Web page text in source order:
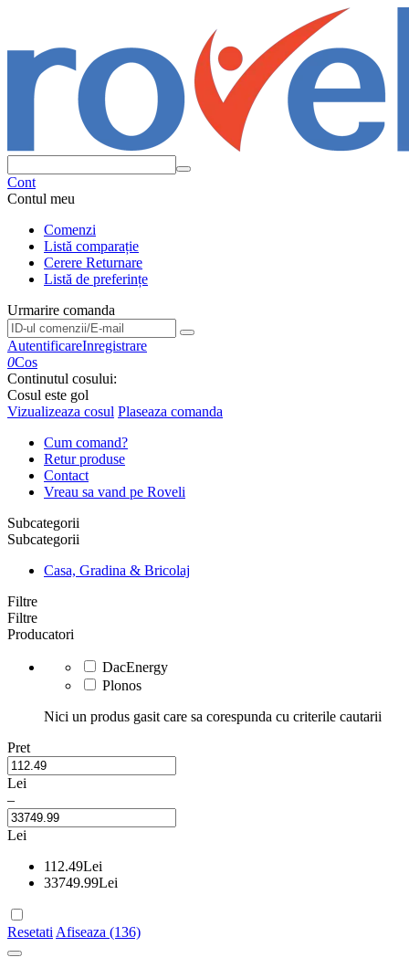
Cont
Contul meu
Comenzi
Listă comparație
Cerere Returnare
Listă de preferințe
Urmarire comanda
Urmarire comanda
AutentificareInregistrare
0Cos
Continutul cosului:
Cosul este gol
Vizualizeaza cosul Plaseaza comanda
Cum comand?
Retur produse
Contact
Vreau sa vand pe Roveli
Subcategorii
Subcategorii
Casa, Gradina & Bricolaj
Filtre
Filtre
Producatori
DacEnergy
Plonos
Nici un produs gasit care sa corespunda cu criterile cautarii
Pret
Lei
–
Lei
112.49Lei
33749.99Lei
Resetati Afiseaza (136)